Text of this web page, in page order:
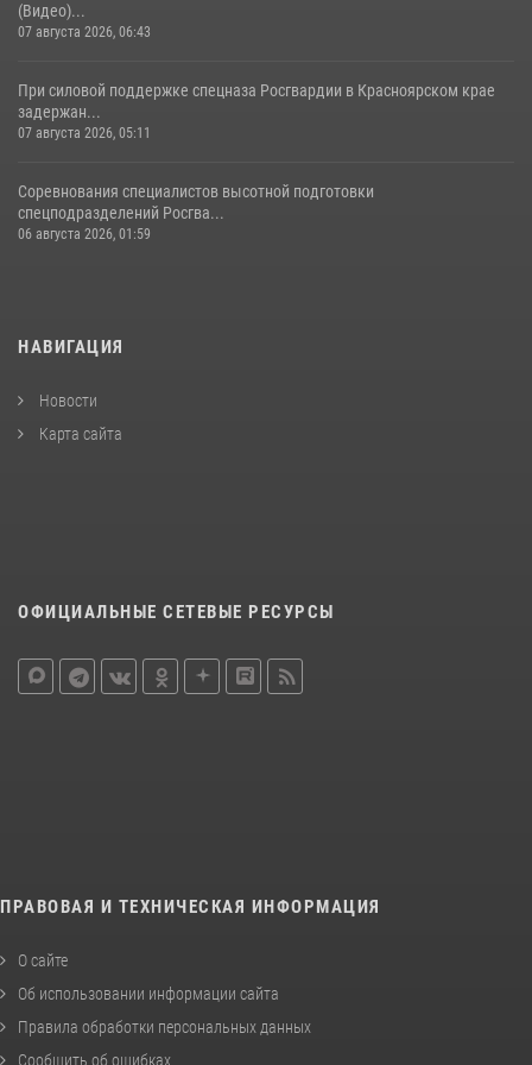
(Видео)...
07 августа 2026, 06:43
При силовой поддержке спецназа Росгвардии в Красноярском крае
задержан...
07 августа 2026, 05:11
Соревнования специалистов высотной подготовки
спецподразделений Росгва...
06 августа 2026, 01:59
НАВИГАЦИЯ
Новости
Карта сайта
ОФИЦИАЛЬНЫЕ СЕТЕВЫЕ РЕСУРСЫ
ПРАВОВАЯ И ТЕХНИЧЕСКАЯ ИНФОРМАЦИЯ
О сайте
Об использовании информации сайта
Правила обработки персональных данных
Сообщить об ошибках